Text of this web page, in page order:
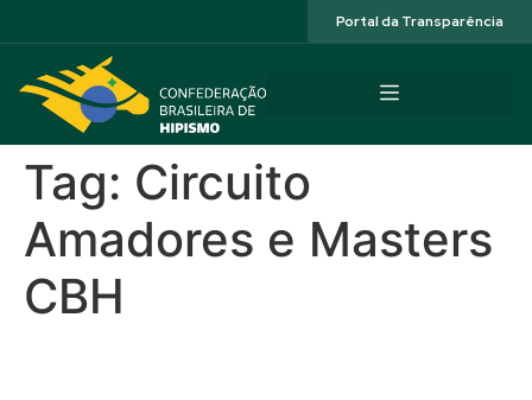
Portal da Transparência
Tag: Circuito
Amadores e Masters
CBH